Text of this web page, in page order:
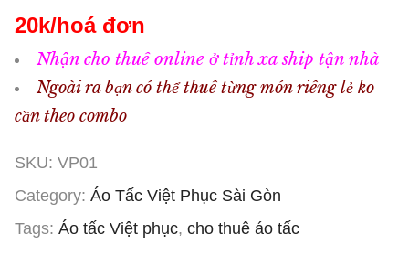
20k/hoá đơn
Nhận cho thuê online ở tỉnh xa ship tận nhà
Ngoài ra bạn có thể thuê từng món riêng lẻ ko
cần theo combo
SKU: VP01
Category: Áo Tấc Việt Phục Sài Gòn
Tags: Áo tấc Việt phục, cho thuê áo tấc